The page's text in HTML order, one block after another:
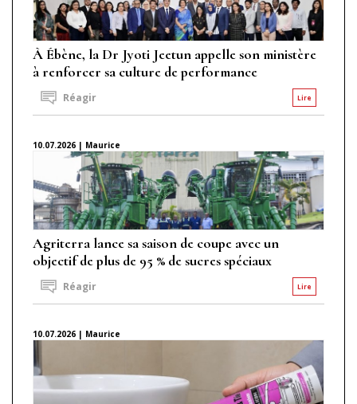
À Ébène, la Dr Jyoti Jeetun appelle son ministère
à renforcer sa culture de performance
Lire
Réagir
10.07.2026 | Maurice
Agriterra lance sa saison de coupe avec un
objectif de plus de 95 % de sucres spéciaux
Lire
Réagir
10.07.2026 | Maurice